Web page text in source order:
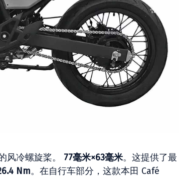
冷螺旋桨。 77毫米×63毫米。这提供了最
Nm。在自行车部分，这款本田 Café